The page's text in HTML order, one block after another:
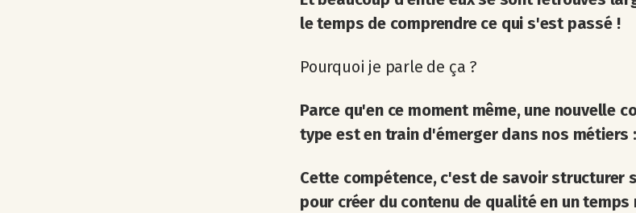
le temps de comprendre ce qui s'est passé !
Pourquoi je parle de ça ?
Parce qu'en ce moment même, une nouvelle
type est en train d'émerger dans nos métiers :
Cette compétence, c'est de savoir structurer
pour créer du contenu de qualité en un temps